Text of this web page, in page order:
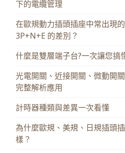
下的電纜管理
在歐規動力插頭插座中常出現
3P+N+E 的差別？
什麼是雙層端子台?一次讓您搞
光電開關、近接開關、微動開
完整解析應用
計時器種類與差異一次看懂
為什麼歐規、美規、日規插頭
樣？